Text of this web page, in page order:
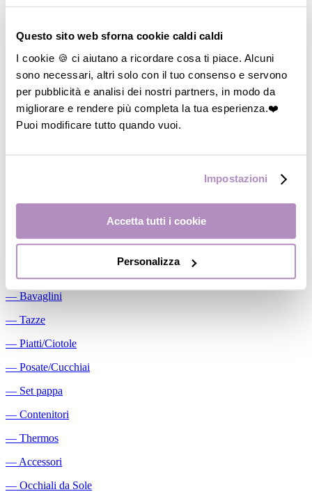
Questo sito web sforna cookie caldi caldi
I cookie 🍪 ci aiutano a ricordare cosa ti piace. Alcuni
sono necessari, altri solo con il tuo consenso e servono
per pubblicità e analisi dei nostri partners, in modo da
migliorare e rendere più completa la tua esperienza.❤️
Puoi modificare tutto quando vuoi.
Impostazioni
Accetta tutti i cookie
Personalizza
―
Cuscini allattamento
―Biberon
―
Tettarelle
―Succhietti
Conservalatte Materno
―Massaggiagengive
― Bavaglini
― Tazze
― Piatti/Ciotole
― Posate/Cucchiai
― Set pappa
― Contenitori
― Thermos
― Accessori
― Occhiali da Sole